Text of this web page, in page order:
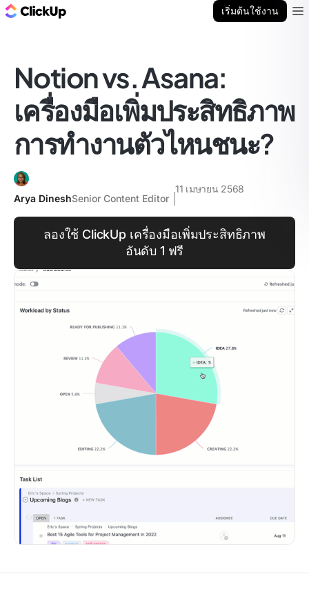
เริ่มต้นใช้งาน
Notion vs. Asana:
เครื่องมือเพิ่มประสิทธิภาพ
การทำงานตัวไหนชนะ?
Arya DineshSenior Content Editor
11 เมษายน 2568
ลองใช้ ClickUp เครื่องมือเพิ่มประสิทธิภาพ
อันดับ 1 ฟรี